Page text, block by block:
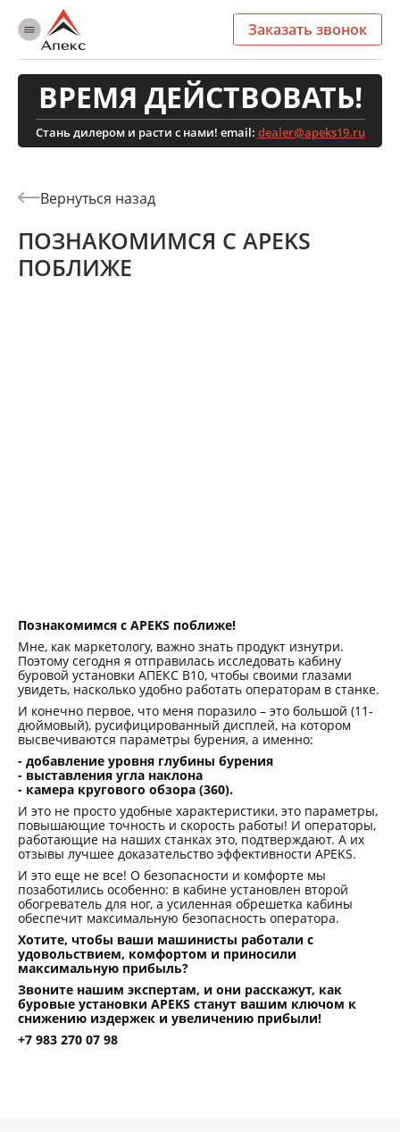
Заказать звонок
ВРЕМЯ ДЕЙСТВОВАТЬ!
Стань дилером и расти с нами! email: dealer@apeks19.ru
ПОЗНАКОМИМСЯ С APEKS
ПОБЛИЖЕ
Познакомимся с APEKS поближе!
Мне, как маркетологу, важно знать продукт изнутри.
Поэтому сегодня я отправилась исследовать кабину
буровой установки АПЕКС В10, чтобы своими глазами
увидеть, насколько удобно работать операторам в станке.
И конечно первое, что меня поразило – это большой (11-
дюймовый), русифицированный дисплей, на котором
высвечиваются параметры бурения, а именно:
- добавление уровня глубины бурения
- выставления угла наклона
- камера кругового обзора (360).
И это не просто удобные характеристики, это параметры,
повышающие точность и скорость работы! И операторы,
работающие на наших станках это, подтверждают. А их
отзывы лучшее доказательство эффективности APEKS.
И это еще не все! О безопасности и комфорте мы
позаботились особенно: в кабине установлен второй
обогреватель для ног, а усиленная обрешетка кабины
обеспечит максимальную безопасность оператора.
Хотите, чтобы ваши машинисты работали с
удовольствием, комфортом и приносили
максимальную прибыль?
Звоните нашим экспертам, и они расскажут, как
буровые установки APEKS станут вашим ключом к
снижению издержек и увеличению прибыли!
+7 983 270 07 98